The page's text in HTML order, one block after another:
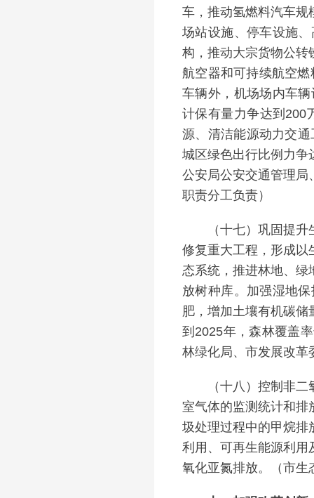
车，推动氢燃料汽车规
场站设施、停车设施
构，推动大宗货物公转
航空器和可持续航空
车辆外，机场场内车
计保有量力争达到200
源、清洁能源动力交
城区绿色出行比例力争
公安局公安交通管理局
职责分工负责）
（十七）巩固提升生
修复重大工程，形成以
态系统，推进林地、绿
放树种库。加强湿地
肥，增加土壤有机碳
到2025年，森林覆盖
林绿化局、市发展改革
（十八）控制非二氧
室气体的监测统计和排
圾处理过程中的甲烷排
利用、可再生能源利用
氧化亚氮排放。（市生